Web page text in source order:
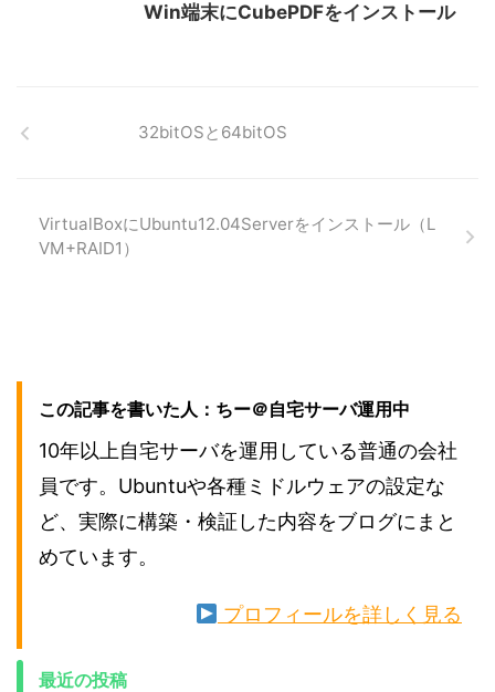
Win端末にCubePDFをインストール
32bitOSと64bitOS
VirtualBoxにUbuntu12.04Serverをインストール（L
VM+RAID1）
この記事を書いた人：ちー＠自宅サーバ運用中
10年以上自宅サーバを運用している普通の会社
員です。Ubuntuや各種ミドルウェアの設定な
ど、実際に構築・検証した内容をブログにまと
めています。
プロフィールを詳しく見る
最近の投稿